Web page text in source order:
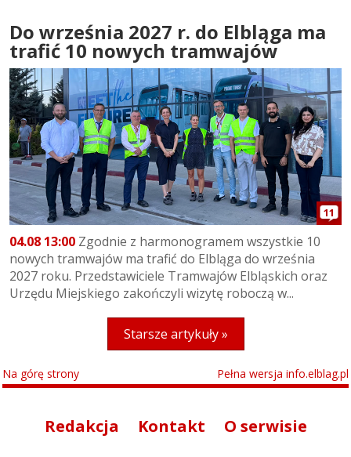
Do września 2027 r. do Elbląga ma
trafić 10 nowych tramwajów
11
04.08 13:00 Zgodnie z harmonogramem wszystkie 10
nowych tramwajów ma trafić do Elbląga do września
2027 roku. Przedstawiciele Tramwajów Elbląskich oraz
Urzędu Miejskiego zakończyli wizytę roboczą w...
Starsze artykuły »
Na górę strony Pełna wersja info.elblag.pl
Redakcja Kontakt
O serwisie